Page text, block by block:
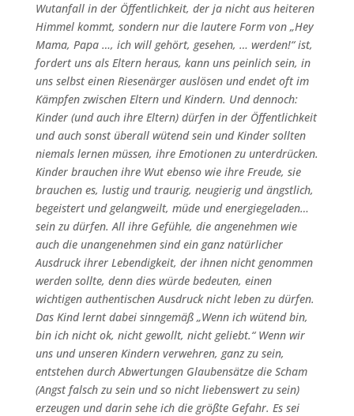
Wutanfall in der Öffentlichkeit, der ja nicht aus heiteren
Himmel kommt, sondern nur die lautere Form von „Hey
Mama, Papa …, ich will gehört, gesehen, … werden!“ ist,
fordert uns als Eltern heraus, kann uns peinlich sein, in
uns selbst einen Riesenärger auslösen und endet oft im
Kämpfen zwischen Eltern und Kindern. Und dennoch:
Kinder (und auch ihre Eltern) dürfen in der Öffentlichkeit
und auch sonst überall wütend sein und Kinder sollten
niemals lernen müssen, ihre Emotionen zu unterdrücken.
Kinder brauchen ihre Wut ebenso wie ihre Freude, sie
brauchen es, lustig und traurig, neugierig und ängstlich,
begeistert und gelangweilt, müde und energiegeladen…
sein zu dürfen. All ihre Gefühle, die angenehmen wie
auch die unangenehmen sind ein ganz natürlicher
Ausdruck ihrer Lebendigkeit, der ihnen nicht genommen
werden sollte, denn dies würde bedeuten, einen
wichtigen authentischen Ausdruck nicht leben zu dürfen.
Das Kind lernt dabei sinngemäß „Wenn ich wütend bin,
bin ich nicht ok, nicht gewollt, nicht geliebt.“ Wenn wir
uns und unseren Kindern verwehren, ganz zu sein,
entstehen durch Abwertungen Glaubensätze die Scham
(Angst falsch zu sein und so nicht liebenswert zu sein)
erzeugen und darin sehe ich die größte Gefahr. Es sei